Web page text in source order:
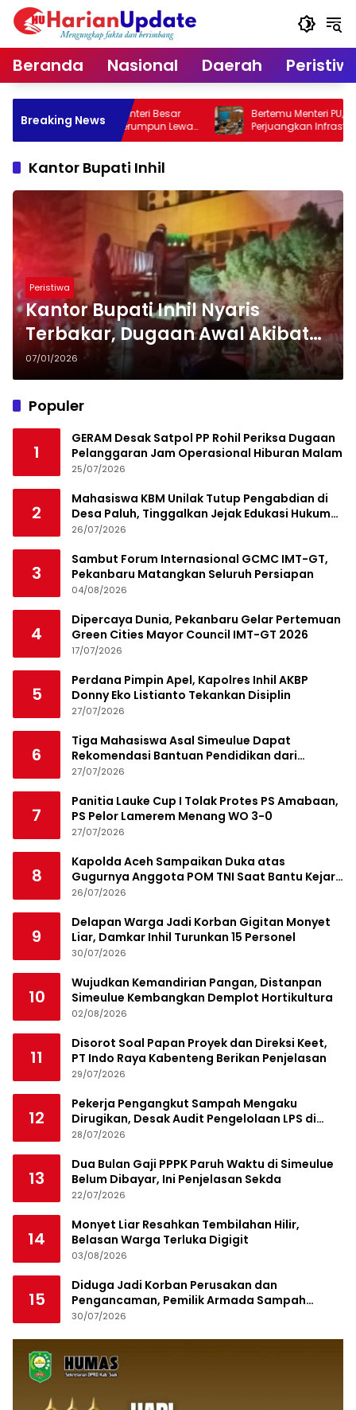
Langsung
Beranda Nasional Daerah
Breaking News
Riau, Menteri Besar
Hubungan Serumpun Lewat
Bertemu Menteri PU, Plt Gubernur
Perjuangkan Infrastruktur
Pekanbaru
Kantor Bupati Inhil
Peristiwa
Kantor Bupati Inhil Nyaris
Terbakar, Dugaan Awal Akibat
Korsleting Listrik
07/01/2026
Populer
1
GERAM Desak Satpol PP Rohil Periksa Dugaan
Pelanggaran Jam Operasional Hiburan Malam
25/07/2026
2
Mahasiswa KBM Unilak Tutup Pengabdian di
Desa Paluh, Tinggalkan Jejak Edukasi Hukum
dan Aksi Sosial
26/07/2026
3
Sambut Forum Internasional GCMC IMT-GT,
Pekanbaru Matangkan Seluruh Persiapan
04/08/2026
4
Dipercaya Dunia, Pekanbaru Gelar Pertemuan
Green Cities Mayor Council IMT-GT 2026
17/07/2026
5
Perdana Pimpin Apel, Kapolres Inhil AKBP
Donny Eko Listianto Tekankan Disiplin
27/07/2026
6
Tiga Mahasiswa Asal Simeulue Dapat
Rekomendasi Bantuan Pendidikan dari
Jamaluddin Idham
27/07/2026
7
Panitia Lauke Cup I Tolak Protes PS Amabaan,
PS Pelor Lamerem Menang WO 3-0
27/07/2026
8
Kapolda Aceh Sampaikan Duka atas
Gugurnya Anggota POM TNI Saat Bantu Kejar
Bandar Narkoba
26/07/2026
9
Delapan Warga Jadi Korban Gigitan Monyet
Liar, Damkar Inhil Turunkan 15 Personel
30/07/2026
10
Wujudkan Kemandirian Pangan, Distanpan
Simeulue Kembangkan Demplot Hortikultura
02/08/2026
11
Disorot Soal Papan Proyek dan Direksi Keet,
PT Indo Raya Kabenteng Berikan Penjelasan
29/07/2026
12
Pekerja Pengangkut Sampah Mengaku
Dirugikan, Desak Audit Pengelolaan LPS di
Pekanbaru
28/07/2026
13
Dua Bulan Gaji PPPK Paruh Waktu di Simeulue
Belum Dibayar, Ini Penjelasan Sekda
22/07/2026
14
Monyet Liar Resahkan Tembilahan Hilir,
Belasan Warga Terluka Digigit
03/08/2026
15
Diduga Jadi Korban Perusakan dan
Pengancaman, Pemilik Armada Sampah
Siapkan Laporan Polisi
30/07/2026